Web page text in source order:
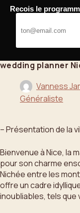
Passer
contenu
Bahoo
wedding planner
Vanness
Généraliste
– Présentation de la
Bienvenue à Nice, la
pour son charme
Nichée entre les
offre un cadre
inoubliables, tels que
Recois le